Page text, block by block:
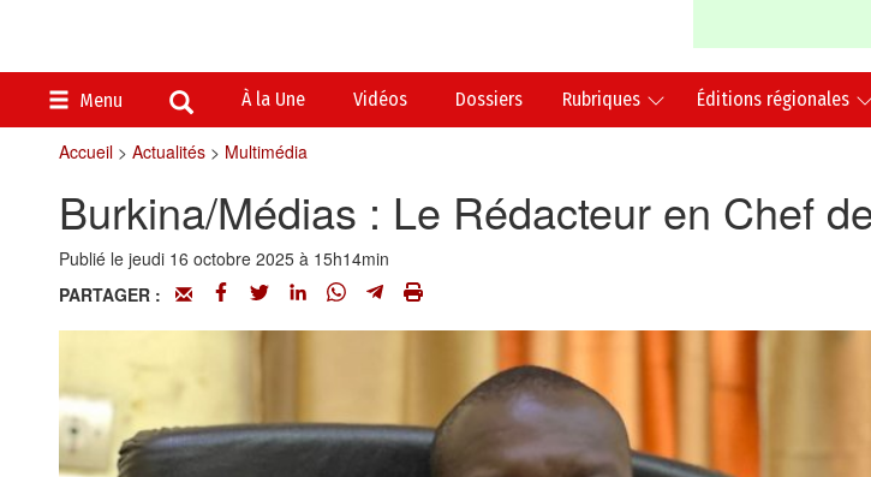
Menu À la Une Vidéos Dossiers Rubriques Éditions régionales
Accueil> Actualités> Multimédia
Burkina/Médias : Le Rédacteur en Chef
Publié le jeudi 16 octobre 2025 à 15h14min
PARTAGER :